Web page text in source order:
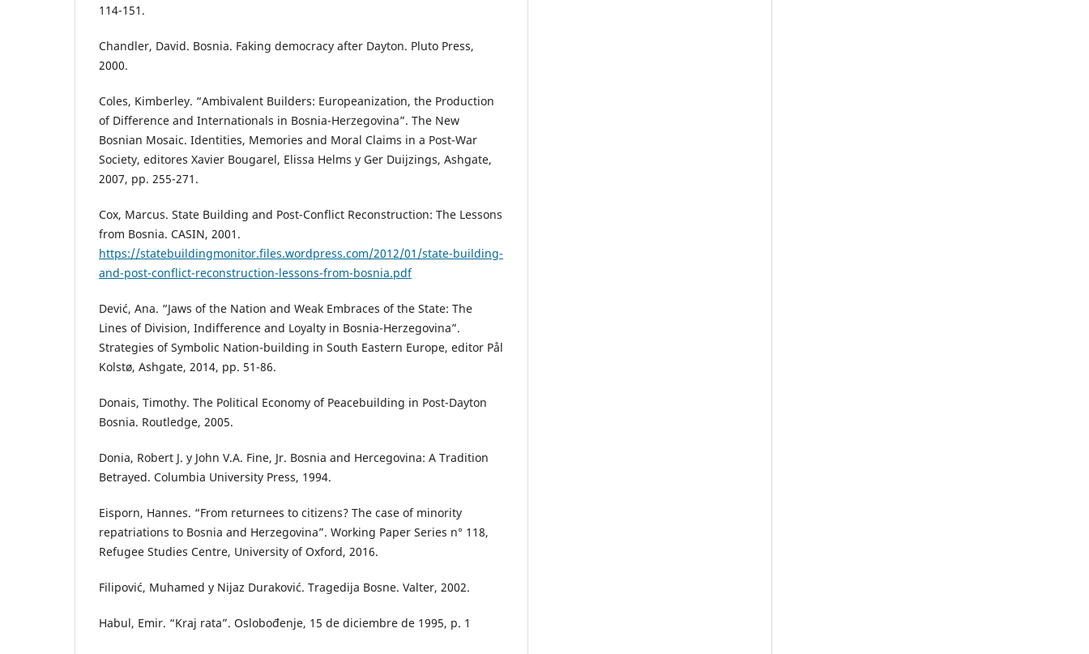
114-151.
Chandler, David. Bosnia. Faking democracy after Dayton. Pluto Press,
2000.
Coles, Kimberley. “Ambivalent Builders: Europeanization, the Production
of Difference and Internationals in Bosnia-Herzegovina”. The New
Bosnian Mosaic. Identities, Memories and Moral Claims in a Post-War
Society, editores Xavier Bougarel, Elissa Helms y Ger Duijzings, Ashgate,
2007, pp. 255-271.
Cox, Marcus. State Building and Post-Conflict Reconstruction: The Lessons
from Bosnia. CASIN, 2001.
https://statebuildingmonitor.files.wordpress.com/2012/01/state-building-
and-post-conflict-reconstruction-lessons-from-bosnia.pdf
Dević, Ana. “Jaws of the Nation and Weak Embraces of the State: The
Lines of Division, Indifference and Loyalty in Bosnia-Herzegovina”.
Strategies of Symbolic Nation-building in South Eastern Europe, editor Pål
Kolstø, Ashgate, 2014, pp. 51-86.
Donais, Timothy. The Political Economy of Peacebuilding in Post-Dayton
Bosnia. Routledge, 2005.
Donia, Robert J. y John V.A. Fine, Jr. Bosnia and Hercegovina: A Tradition
Betrayed. Columbia University Press, 1994.
Eisporn, Hannes. “From returnees to citizens? The case of minority
repatriations to Bosnia and Herzegovina”. Working Paper Series n° 118,
Refugee Studies Centre, University of Oxford, 2016.
Filipović, Muhamed y Nijaz Duraković. Tragedija Bosne. Valter, 2002.
Habul, Emir. “Kraj rata”. Oslobođenje, 15 de diciembre de 1995, p. 1